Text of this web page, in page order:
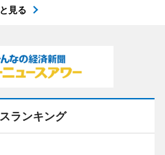
見る
ランキング